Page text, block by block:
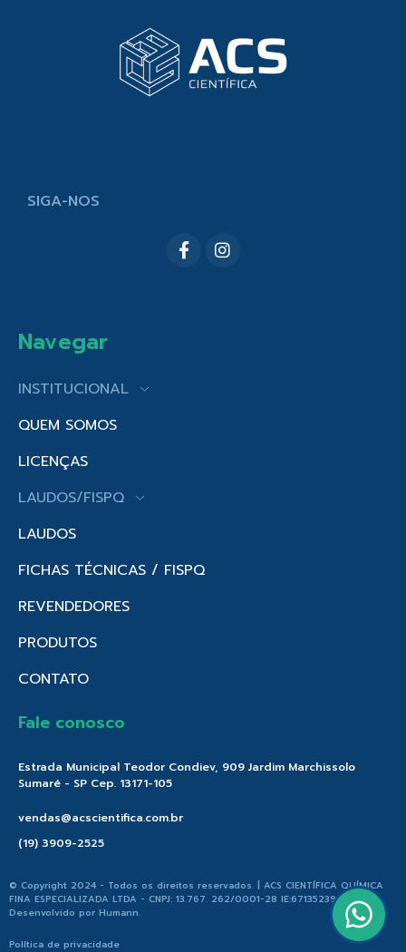
SIGA-NOS
Navegar
INSTITUCIONAL
QUEM SOMOS
LICENÇAS
LAUDOS/FISPQ
LAUDOS
FICHAS TÉCNICAS / FISPQ
REVENDEDORES
PRODUTOS
CONTATO
Fale conosco
Estrada Municipal Teodor Condiev, 909 Jardim Marchissolo
Sumaré - SP Cep. 13171-105
vendas@acscientifica.com.br
(19) 3909-2525
© Copyright 2024 - Todos os direitos reservados. | ACS CIENTÍFICA QUÍMICA
FINA ESPECIALIZADA LTDA - CNPJ: 13.767. 262/0001-28 IE:671352396.176 |
Desenvolvido por Humann.
Política de privacidade